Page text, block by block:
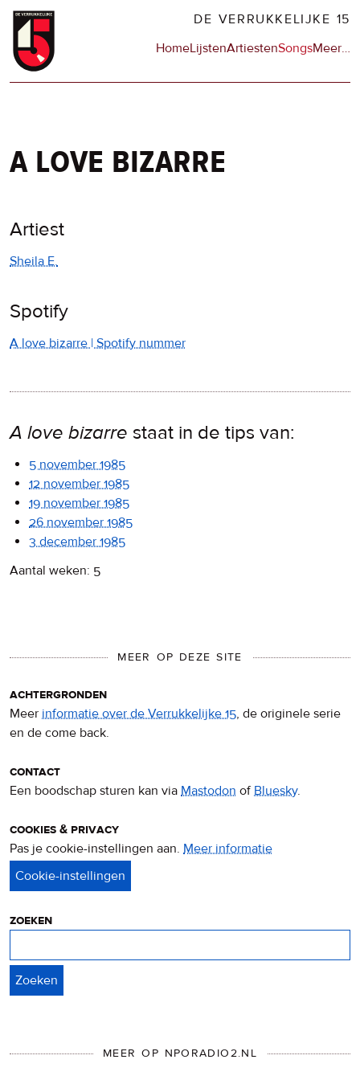
Overslaan
naar
DE VERRUKKELIJKE 15
Hoofdnavigatie
HomeLijstenArtiestenSongsMeerop
…
a love bizarre
Artiest
Sheila E.
Spotify
A love bizarre | Spotify nummer
A love bizarre staat in de tips van:
5 november 1985
12 november 1985
19 november 1985
26 november 1985
3 december 1985
Aantal weken: 5
MEER OP DEZE SITE
achtergronden
Meer informatie over de Verrukkelijke 15, de originele serie
en de come back.
contact
Een boodschap sturen kan via Mastodon ofBluesky.
cookies & privacy
Pas je cookie-instellingen aan. Meer informatie
zoeken
MEER OP NPORADIO2.NL